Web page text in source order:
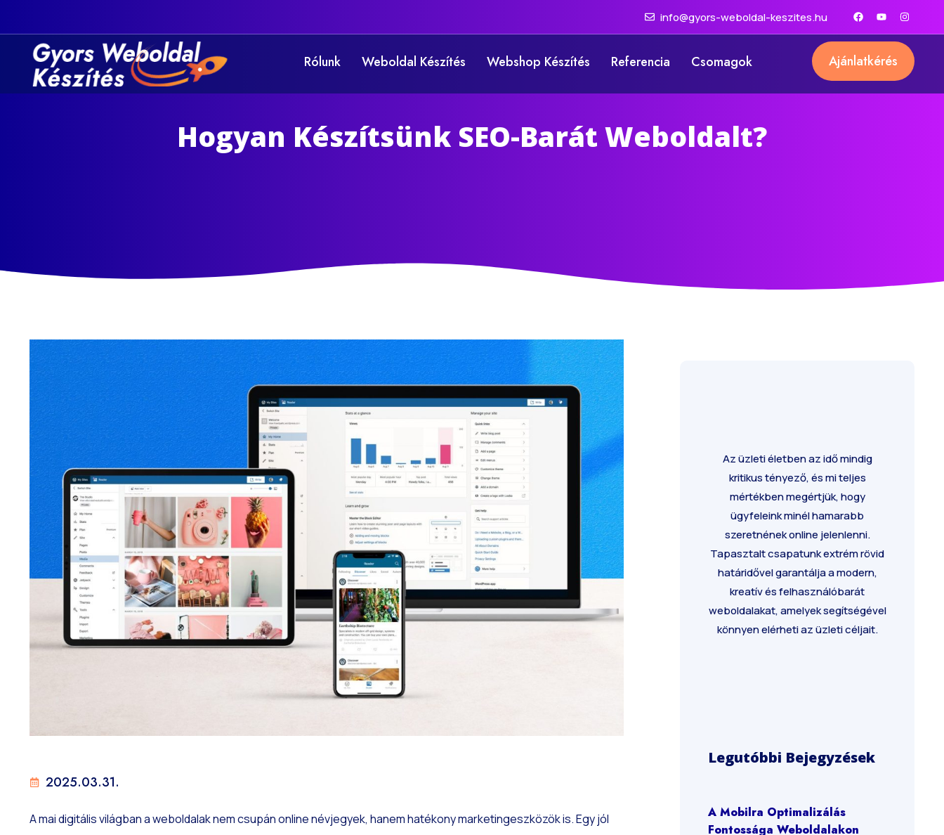
info@gyors-weboldal-keszites.hu
Rólunk Weboldal Készítés Webshop Készítés Referencia Csomagok Ajánlatkérés
Hogyan Készítsünk SEO-Barát Weboldalt?
2025.03.31.
A mai digitális világban a weboldalak nem csupán online névjegyek, hanem hatékony marketingeszközök is. Egy jól
Az üzleti életben az idő mindig
kritikus tényező, és mi teljes
mértékben megértjük, hogy
ügyfeleink minél hamarabb
szeretnének online jelenlenni.
Tapasztalt csapatunk extrém rövid
határidővel garantálja a modern,
kreatív és felhasználóbarát
weboldalakat, amelyek segítségével
könnyen elérheti az üzleti céljait.
Legutóbbi Bejegyzések
A Mobilra Optimalizálás
Fontossága Weboldalakon